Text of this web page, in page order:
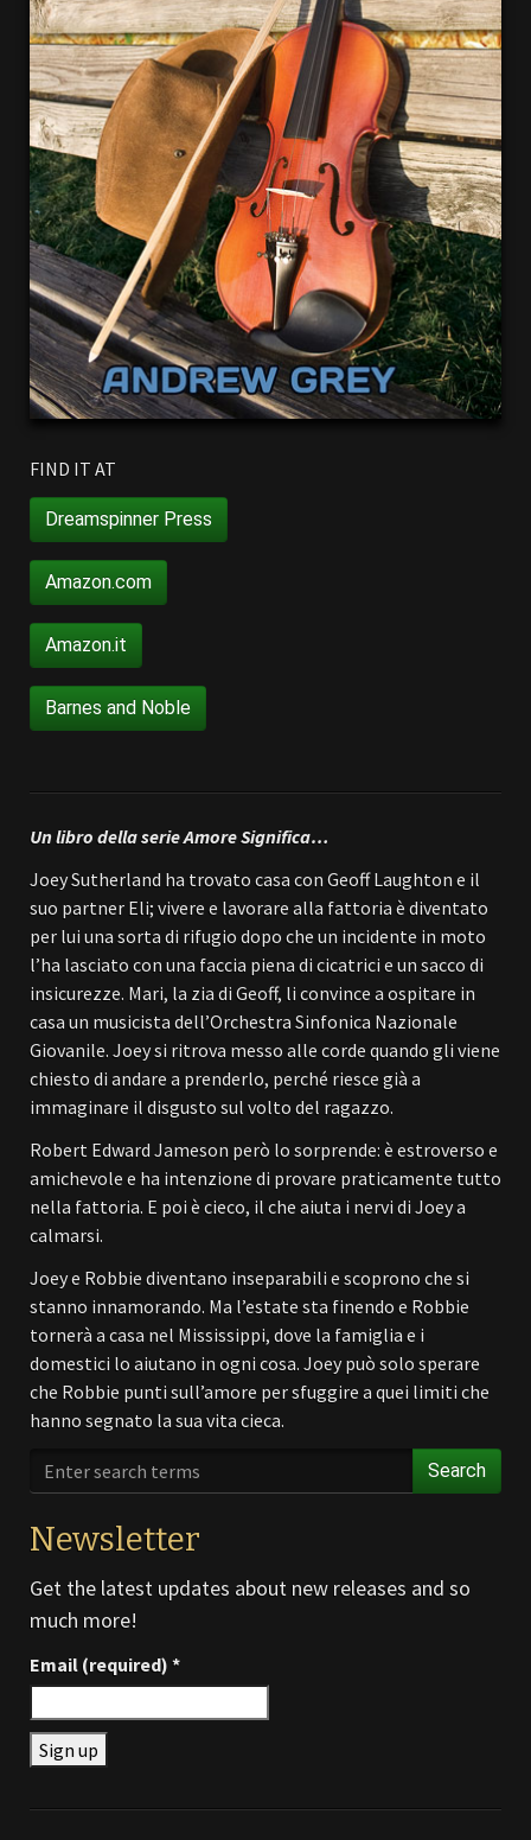
FIND IT AT
Dreamspinner Press
Amazon.com
Amazon.it
Barnes and Noble
Un libro della serie Amore Significa…
Joey Sutherland ha trovato casa con Geoff Laughton e il
suo partner Eli; vivere e lavorare alla fattoria è diventato
per lui una sorta di rifugio dopo che un incidente in moto
l’ha lasciato con una faccia piena di cicatrici e un sacco di
insicurezze. Mari, la zia di Geoff, li convince a ospitare in
casa un musicista dell’Orchestra Sinfonica Nazionale
Giovanile. Joey si ritrova messo alle corde quando gli viene
chiesto di andare a prenderlo, perché riesce già a
immaginare il disgusto sul volto del ragazzo.
Robert Edward Jameson però lo sorprende: è estroverso e
amichevole e ha intenzione di provare praticamente tutto
nella fattoria. E poi è cieco, il che aiuta i nervi di Joey a
calmarsi.
Joey e Robbie diventano inseparabili e scoprono che si
stanno innamorando. Ma l’estate sta finendo e Robbie
tornerà a casa nel Mississippi, dove la famiglia e i
domestici lo aiutano in ogni cosa. Joey può solo sperare
che Robbie punti sull’amore per sfuggire a quei limiti che
hanno segnato la sua vita cieca.
Search
Newsletter
Get the latest updates about new releases and so
much more!
Email (required) *